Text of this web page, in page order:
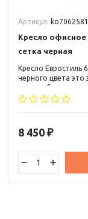
Артикул: ko7062581
Кресло офисное
сетка черная
Кресло Евростиль
черного цвета это
малого бизнеса и
звена. Кресло
8 450 ₽